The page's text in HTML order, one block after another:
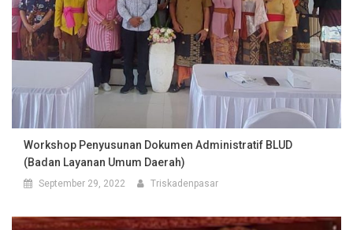
Workshop Penyusunan Dokumen Administratif BLUD
(Badan Layanan Umum Daerah)
September 29, 2022 Triskadenpasar